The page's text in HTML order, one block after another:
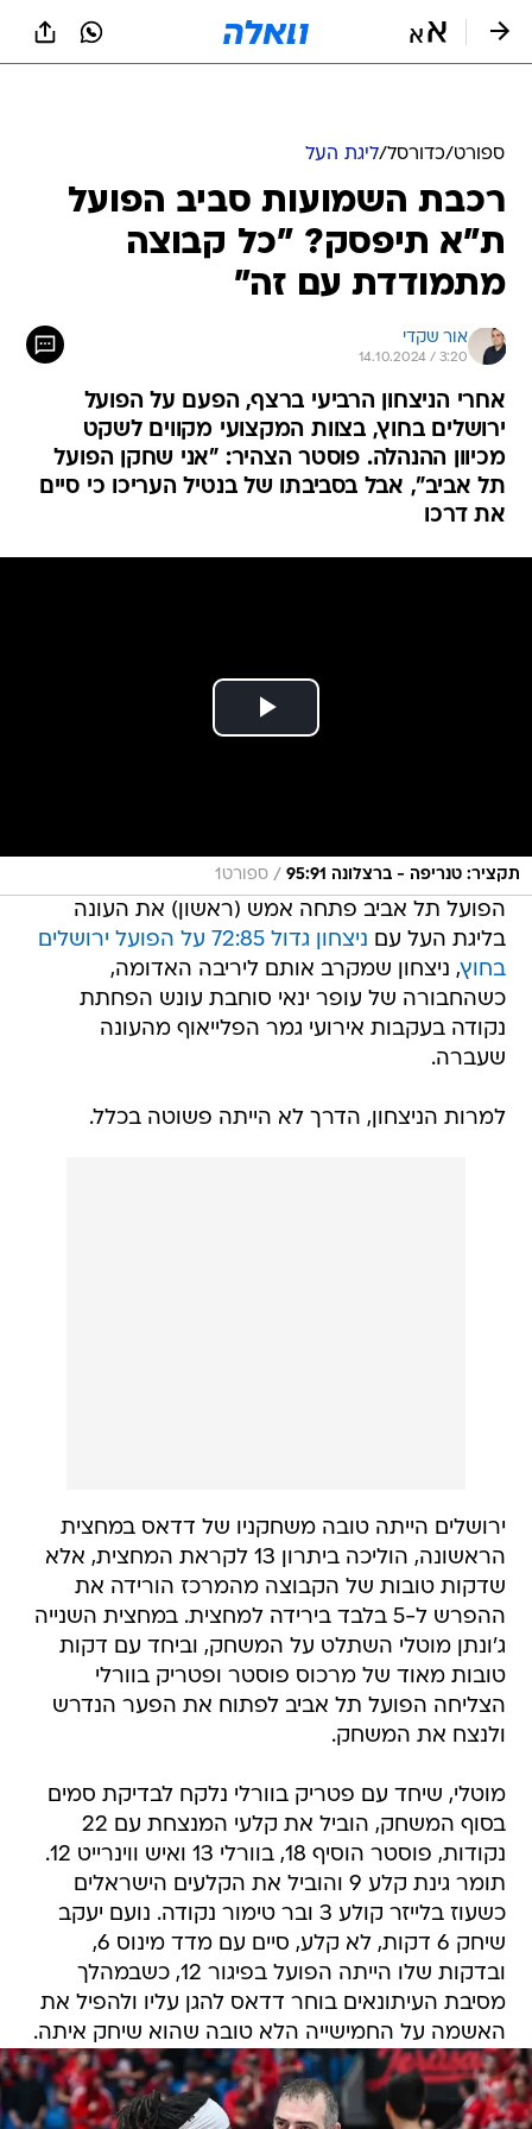
ספורט/כדורסל/ליגת העל
רכבת השמועות סביב הפועל
ת"א תיפסק? "כל קבוצה
מתמודדת עם זה"
אור שקדי
14.10.2024 / 3:20
אחרי הניצחון הרביעי ברצף, הפעם על הפועל
ירושלים בחוץ, בצוות המקצועי מקווים לשקט
מכיוון ההנהלה. פוסטר הצהיר: "אני שחקן הפועל
תל אביב", אבל בסביבתו של בנטיל העריכו כי סיים
את דרכו
תקציר: טנריפה - ברצלונה 95:91 / ספורט1
הפועל תל אביב פתחה אמש (ראשון) את העונה
בליגת העל עם
ניצחון גדול 72:85 על הפועל ירושלים
בחוץ, ניצחון שמקרב אותם ליריבה האדומה,
כשהחבורה של עופר ינאי סוחבת עונש הפחתת
נקודה בעקבות אירועי גמר הפלייאוף מהעונה
שעברה.
למרות הניצחון, הדרך לא הייתה פשוטה בכלל.
ירושלים הייתה טובה משחקניו של דדאס במחצית
הראשונה, הוליכה ביתרון 13 לקראת המחצית, אלא
שדקות טובות של הקבוצה מהמרכז הורידה את
ההפרש ל-5 בלבד בירידה למחצית. במחצית השנייה
ג'ונתן מוטלי השתלט על המשחק, וביחד עם דקות
טובות מאוד של מרכוס פוסטר ופטריק בוורלי
הצליחה הפועל תל אביב לפתוח את הפער הנדרש
ולנצח את המשחק.
מוטלי, שיחד עם פטריק בוורלי נלקח לבדיקת סמים
בסוף המשחק, הוביל את קלעי המנצחת עם 22
נקודות, פוסטר הוסיף 18, בוורלי 13 ואיש ווינרייט 12.
תומר גינת קלע 9 והוביל את הקלעים הישראלים
כשעוז בלייזר קולע 3 ובר טימור נקודה. נועם יעקב
שיחק 6 דקות, לא קלע, סיים עם מדד מינוס 6,
ובדקות שלו הייתה הפועל בפיגור 12, כשבמהלך
מסיבת העיתונאים בוחר דדאס להגן עליו ולהפיל את
האשמה על החמישייה הלא טובה שהוא שיחק איתה.